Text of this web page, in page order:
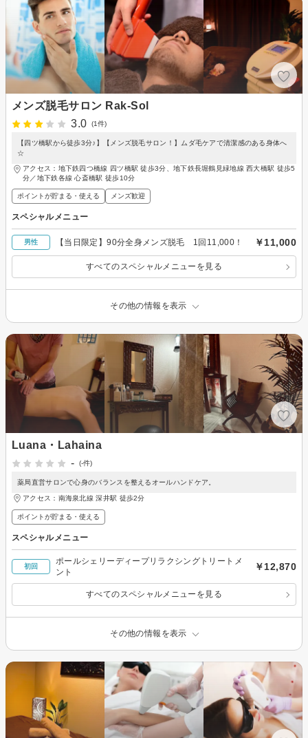
メンズ脱毛サロン Rak-Sol
3.0
(1件)
【四ツ橋駅から徒歩3分♪】【メンズ脱毛サロン！】ムダ毛ケアで清潔感のある身体へ
☆
アクセス：地下鉄四つ橋線 四ツ橋駅 徒歩3分、地下鉄長堀鶴見緑地線 西大橋駅 徒歩5
分／地下鉄各線 心斎橋駅 徒歩10分
ポイントが貯まる・使える メンズ歓迎
スペシャルメニュー
男性 【当日限定】90分全身メンズ脱毛 1回11,000！ ￥11,000
すべてのスペシャルメニューを見る
その他の情報を表示
Luana・Lahaina
-
(-件)
薬局直営サロンで心身のバランスを整えるオールハンドケア。
アクセス：南海泉北線 深井駅 徒歩2分
ポイントが貯まる・使える
スペシャルメニュー
初回
ポールシェリーディープリラクシングトリートメ
ント
￥12,870
すべてのスペシャルメニューを見る
その他の情報を表示